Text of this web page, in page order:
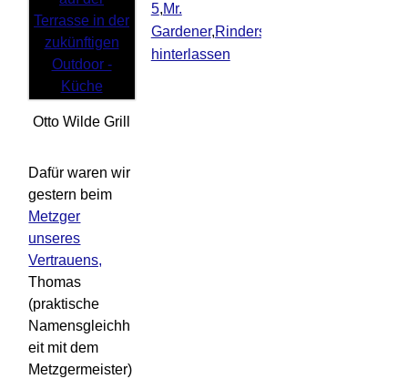
Otto Wilde Grill
Dafür waren wir
gestern beim
Metzger
unseres
Vertrauens,
Thomas
(praktische
Namensgleichh
eit mit dem
Metzgermeister)
5,Mr.
Gardener,Rindersteak
hinterlassen